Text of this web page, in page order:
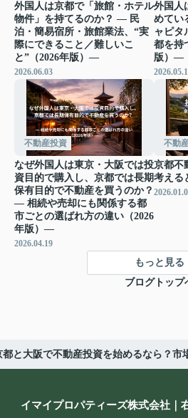
外国人は京都で「旅館・ホテル
物件」を持てるのか？ ― 民
泊・簡易宿所・旅館業法、“実
際にできること／難しいこ
と”（2026年版）―
2026.06.03
外国人
めてい
ャピタ
都を持
版）―
不動産投資
なぜ外国人は東京・大阪では投
資目的で購入し、京都では長期
保有目的で不動産を買うのか？
― 相続や売却にも関係する都
市ごとの選ばれ方の違い（2026
年版）―
2026.04.19
不動
京都不
考える
もっと見る
ブログトップ
都と大阪で不動産投資を始めるなら？市
イマイプロパティーズ株式会社｜